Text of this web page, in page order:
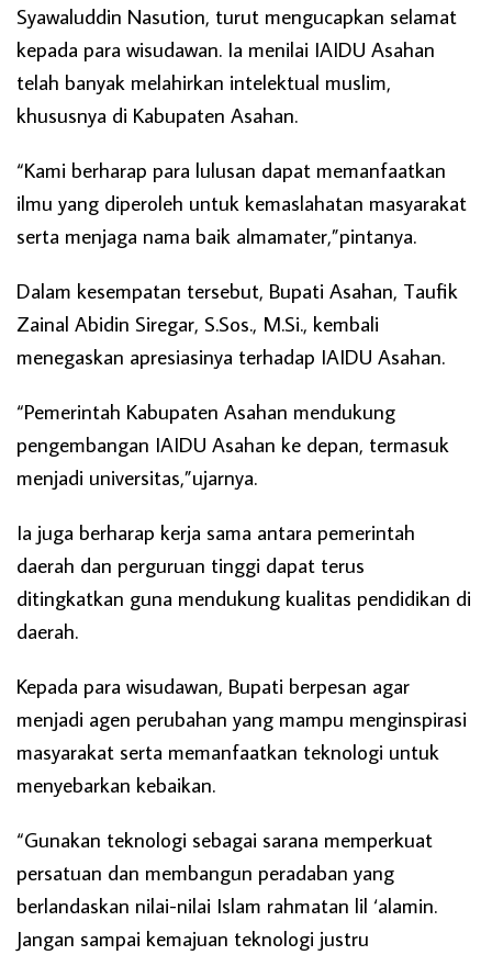
Syawaluddin Nasution, turut mengucapkan selamat
kepada para wisudawan. Ia menilai IAIDU Asahan
telah banyak melahirkan intelektual muslim,
khususnya di Kabupaten Asahan.
“Kami berharap para lulusan dapat memanfaatkan
ilmu yang diperoleh untuk kemaslahatan masyarakat
serta menjaga nama baik almamater,”pintanya.
Dalam kesempatan tersebut, Bupati Asahan, Taufik
Zainal Abidin Siregar, S.Sos., M.Si., kembali
menegaskan apresiasinya terhadap IAIDU Asahan.
“Pemerintah Kabupaten Asahan mendukung
pengembangan IAIDU Asahan ke depan, termasuk
menjadi universitas,”ujarnya.
Ia juga berharap kerja sama antara pemerintah
daerah dan perguruan tinggi dapat terus
ditingkatkan guna mendukung kualitas pendidikan di
daerah.
Kepada para wisudawan, Bupati berpesan agar
menjadi agen perubahan yang mampu menginspirasi
masyarakat serta memanfaatkan teknologi untuk
menyebarkan kebaikan.
“Gunakan teknologi sebagai sarana memperkuat
persatuan dan membangun peradaban yang
berlandaskan nilai-nilai Islam rahmatan lil ‘alamin.
Jangan sampai kemajuan teknologi justru